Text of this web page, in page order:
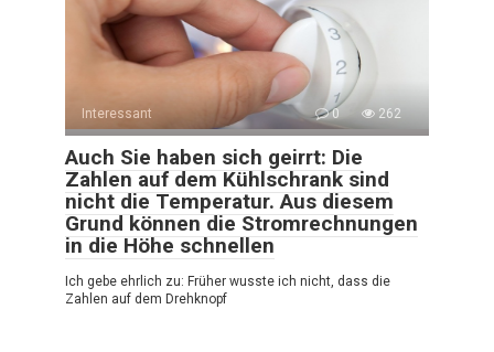
Interessant 0 262
Auch Sie haben sich geirrt: Die
Zahlen auf dem Kühlschrank sind
nicht die Temperatur. Aus diesem
Grund können die Stromrechnungen
in die Höhe schnellen
Ich gebe ehrlich zu: Früher wusste ich nicht, dass die
Zahlen auf dem Drehknopf